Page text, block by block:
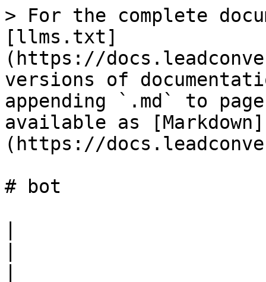
> For the complete
[llms.txt]
(https://
versions of
appending `.md` to
available as [Markdown]
(https://
# bot